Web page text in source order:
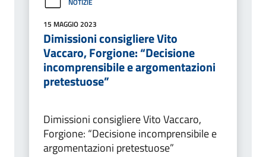
15 MAGGIO 2023
Dimissioni consigliere Vito
Vaccaro, Forgione: “Decisione
incomprensibile e argomentazioni
pretestuose”
Dimissioni consigliere Vito Vaccaro,
Forgione: “Decisione incomprensibile e
argomentazioni pretestuose”